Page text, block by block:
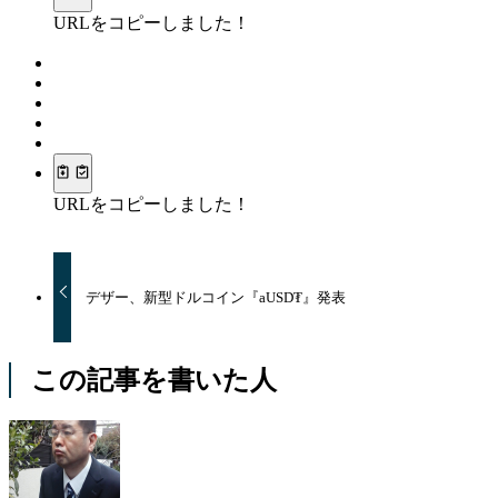
URLをコピーしました！
URLをコピーしました！
デザー、新型ドルコイン『aUSD₮』発表
この記事を書いた人